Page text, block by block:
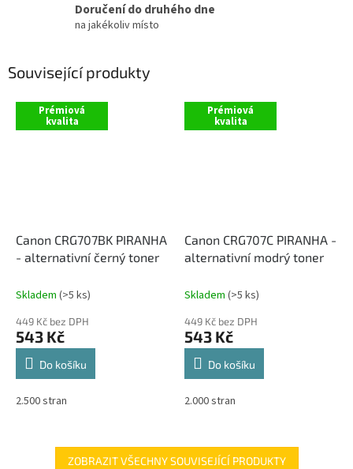
Doručení do druhého dne
na jakékoliv místo
Související produkty
Prémiová
kvalita
Canon CRG707BK PIRANHA
- alternativní černý toner
Skladem (>5 ks)
449 Kč bez DPH
543 Kč
Do košíku
2.500 stran
Prémiová
kvalita
Canon CRG707C PIRANHA -
alternativní modrý toner
Skladem (>5 ks)
449 Kč bez DPH
543 Kč
Do košíku
2.000 stran
ZOBRAZIT VŠECHNY SOUVISEJÍCÍ PRODUKTY